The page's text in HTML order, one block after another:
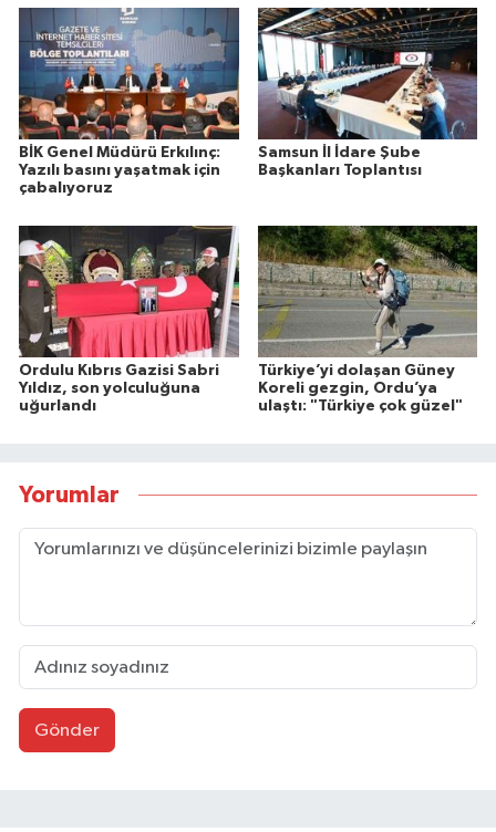
BİK Genel Müdürü Erkılınç:
Yazılı basını yaşatmak için
çabalıyoruz
Samsun İl İdare Şube
Başkanları Toplantısı
Ordulu Kıbrıs Gazisi Sabri
Yıldız, son yolculuğuna
uğurlandı
Türkiye’yi dolaşan Güney
Koreli gezgin, Ordu’ya
ulaştı: "Türkiye çok güzel"
Yorumlar
Gönder